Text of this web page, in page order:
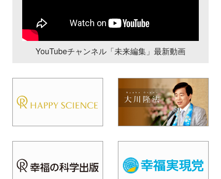
YouTubeチャンネル「未来編集」最新動画